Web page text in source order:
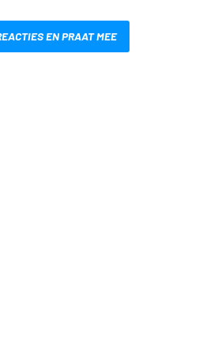
EN PRAAT MEE